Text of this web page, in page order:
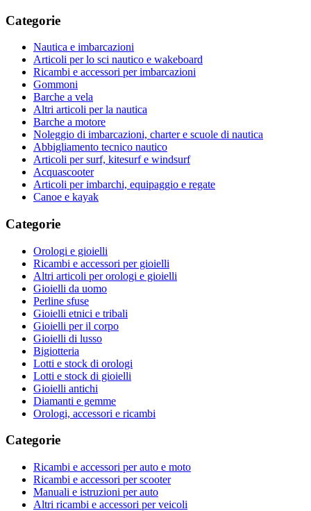
Categorie
Nautica e imbarcazioni
Articoli per lo sci nautico e wakeboard
Ricambi e accessori per imbarcazioni
Gommoni
Barche a vela
Altri articoli per la nautica
Barche a motore
Noleggio di imbarcazioni, charter e scuole di nautica
Abbigliamento tecnico nautico
Articoli per surf, kitesurf e windsurf
Acquascooter
Articoli per imbarchi, equipaggio e regate
Canoe e kayak
Categorie
Orologi e gioielli
Ricambi e accessori per gioielli
Altri articoli per orologi e gioielli
Gioielli da uomo
Perline sfuse
Gioielli etnici e tribali
Gioielli per il corpo
Gioielli di lusso
Bigiotteria
Lotti e stock di orologi
Lotti e stock di gioielli
Gioielli antichi
Diamanti e gemme
Orologi, accessori e ricambi
Categorie
Ricambi e accessori per auto e moto
Ricambi e accessori per scooter
Manuali e istruzioni per auto
Altri ricambi e accessori per veicoli